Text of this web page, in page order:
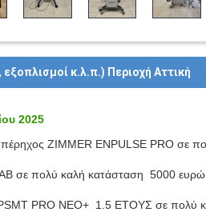
κ.λ.π.) Περιοχή Aττική
2025
ZIMMER ENPULSE PRO σε
σε πολύ καλή κατάσταση 5000 ευρώ
PSMT PRO NEO+ 1.5 ΕΤΟΥΣ σε